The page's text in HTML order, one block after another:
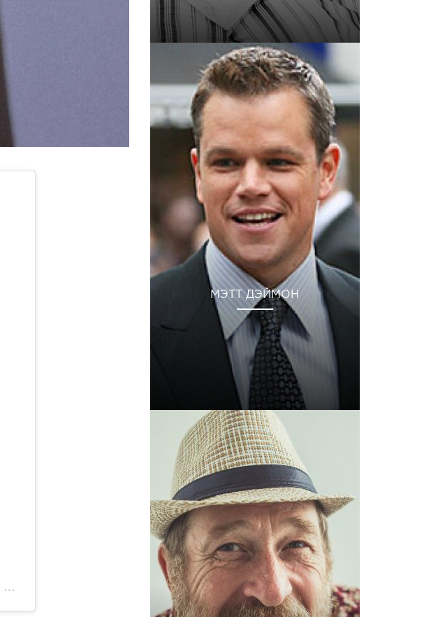
24 Окт 2019 в 8:21 PDT
МЭТТ ДЭЙМОН